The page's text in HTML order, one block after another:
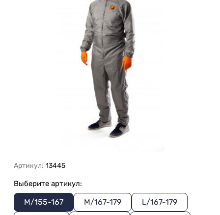
Артикул: 13445
Выберите артикул:
M/155-167 M/167-179
L/167-179